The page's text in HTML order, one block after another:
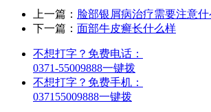
上一篇： 脸部银屑病治疗需要注意什
下一篇： 面部牛皮癣长什么样
不想打字？免费电话：
0371-55009888一键拨
不想打字？免费手机：
037155009888一键拨